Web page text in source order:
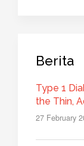
Berita
Type 1
the Thin,
27 February